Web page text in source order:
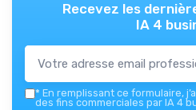
Recevez les
IA 4
* En remplissant ce formulaire,
des fins commerciales par IA 4